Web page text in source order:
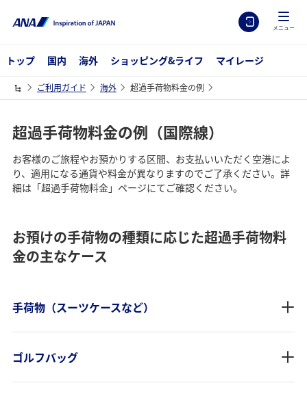
メニュー
トップ 国内 海外 ショッピング&ライフ マイレージ
ご利用ガイド 海外 超過手荷物料金の例
超過手荷物料金の例（国際線）
お客様のご旅程やお預かりする区間、お支払いいただく空港によ
り、適用になる通貨や料金が異なりますのでご了承ください。詳
細は「超過手荷物料金」ページにてご確認ください。
お預けの手荷物の種類に応じた超過手荷物料
金の主なケース
手荷物（スーツケースなど）
ゴルフバッグ